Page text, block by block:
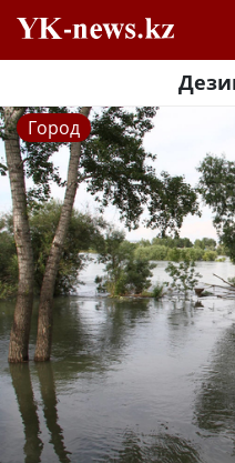
Город